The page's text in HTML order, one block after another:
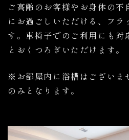
ご高齢のお客様やお身体の不
にお過ごしいただける、フ
す。車椅子でのご利用にも対
とおくつろぎいただけます。
※お部屋内に浴槽はございま
のみとなります。